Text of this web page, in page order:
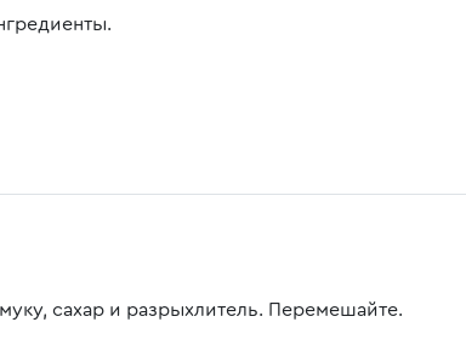
сахар и разрыхлитель. Перемешайте.